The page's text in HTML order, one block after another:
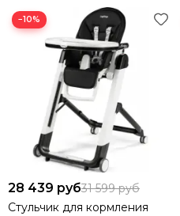
−10%
28 439 руб31 599 руб
Стульчик для кормления